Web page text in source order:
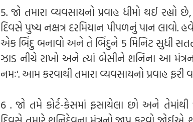
5. જો તમારા વ્યવસાયનો પ્રવાહ ધીમો થઈ રહ્યો
દિવસે પુષ્ય નક્ષત્ર દરમિયાન પીપળનું પાન લાવો.
એક બિંદુ બનાવો અને તે બિંદુને 5 મિનિટ સુધી
ઝાડ નીચે રાખો અને ત્યાં બેસીને શનિના આ
નમઃ'. આમ કરવાથી તમારા વ્યવસાયનો પ્રવાહ ફરી
6 . જો તમે કોર્ટ-કેસમાં ફસાયેલા છો અને